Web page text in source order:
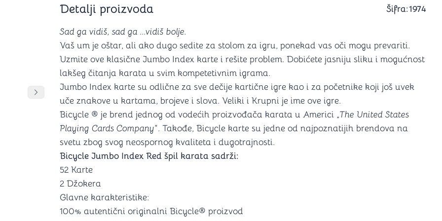
Šah
Domine
4 u 1 igre
Backgammon (Tavla)
Mozgalice
Hanayama
Kocke
Ostale mozgalice
Stripovi
Pomeranje sadržaja slajdera u desno
Detalji proizvoda Šifra:1974
Sad ga vidiš, sad ga ...vidiš bolje.
Vaš um je oštar, ali ako dugo sedite za stolom za igru, ponekad vas oči mogu prevariti.
Uzmite ove klasične Jumbo Index karte i rešite problem. Dobićete jasniju sliku i mogućnost
lakšeg čitanja karata u svim kompetetivnim igrama.
Jumbo Index karte su odlične za sve dečije kartične igre kao i za početnike koji još uvek
uče znakove u kartama, brojeve i slova. Veliki i Krupni je ime ove igre.
Bicycle ® je brend jednog od vodećih proizvođača karata u Americi „The United States
Playing Cards Company“. Takođe, Bicycle karte su jedne od najpoznatijih brendova na
svetu zbog svog neospornog kvaliteta i dugotrajnosti.
Bicycle Jumbo Index Red špil karata sadrži:
52 Karte
2 Džokera
Glavne karakteristike:
100% autentični originalni Bicycle® proizvod